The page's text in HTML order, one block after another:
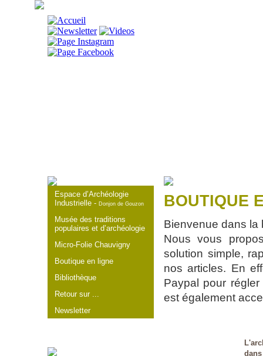
Espace d’Archéologie
Industrielle -Donjon de Gouzon
Musée des traditions
populaires et d’archéologie
Micro-Folie Chauvigny
Boutique en ligne
Bibliothèque
Retour sur ...
Newsletter
BOUTIQUE
Bienvenue dans la
Nous vous
solution simple,
nos articles. En
Paypal pour
est également